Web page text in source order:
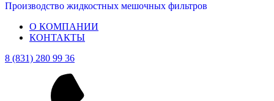
Производство жидкостных мешочных фильтров
О КОМПАНИИ
КОНТАКТЫ
8 (831) 280 99 36